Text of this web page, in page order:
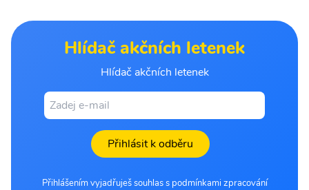
Hlídač akčních letenek
Hlídač akčních letenek
Přihlásit k odběru
Přihlášením vyjadřuješ souhlas s podmínkami zpracování